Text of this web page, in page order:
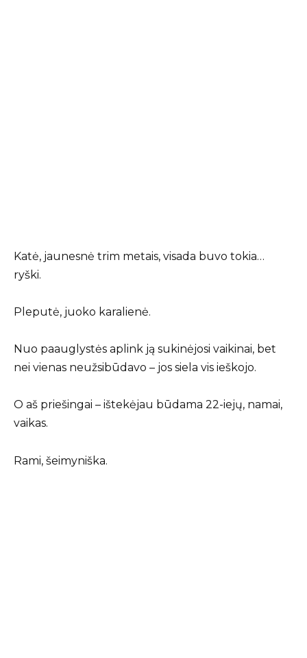
Katė, jaunesnė trim metais, visada buvo tokia…
ryški.
Pleputė, juoko karalienė.
Nuo paauglystės aplink ją sukinėjosi vaikinai, bet
nei vienas neužsibūdavo – jos siela vis ieškojo.
O aš priešingai – ištekėjau būdama 22-iejų, namai,
vaikas.
Rami, šeimyniška.